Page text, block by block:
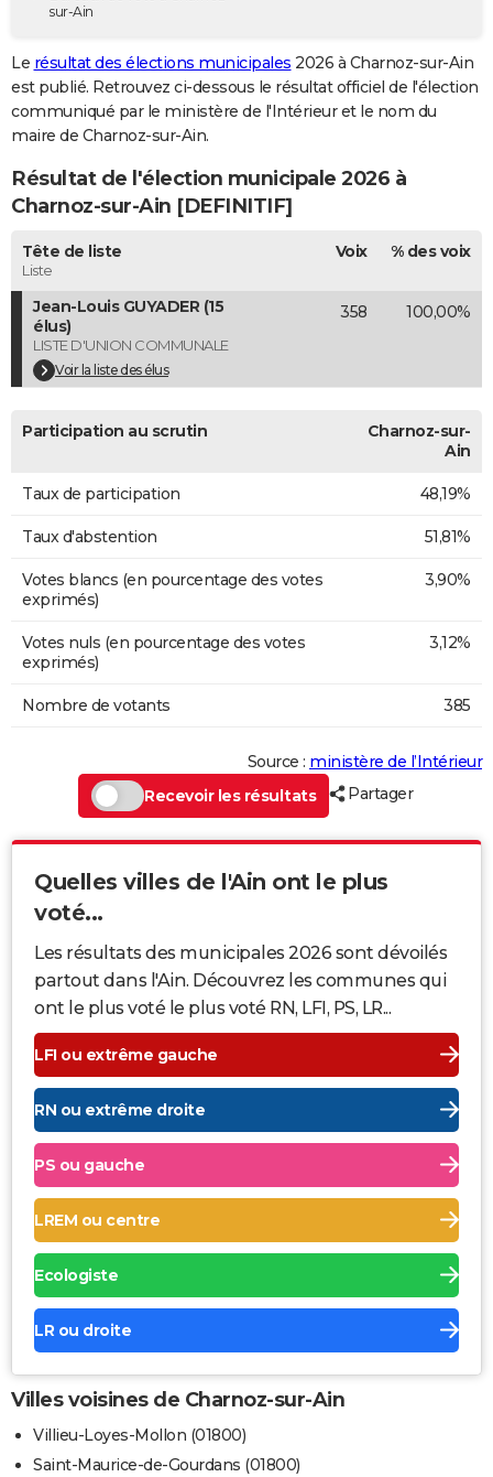
Destinations
City break
Voyage nature
Voyage de noces
Forum
GUIDES D'ACHAT
BONS PLANS
Carte de Noël
Carte Bonne année
Carte Saint-Valentin
Carte Pâques
Carte d'anniversaire
DICTIONNAIRE
Dictionnaire
Biographies
Citations
Expressions
Proverbes
PROGRAMME TV
COPAINS D'AVANT
S'inscrire
Se connecter
Lycées
Collèges
Primaires
Universités
Entreprises
Service militaire
Avis de recherche
AVIS DE DÉCÈS
FORUM
Bricolage
Lifestyle
Culture
Sport
Auto
Television
Voyage
Cinema
sur-Ain
Le résultat des élections municipales 2026 à Charnoz-sur-Ain
est publié. Retrouvez ci-dessous le résultat officiel de l'élection
communiqué par le ministère de l'Intérieur et le nom du
maire de Charnoz-sur-Ain.
Résultat de l'élection municipale 2026 à
Charnoz-sur-Ain [DEFINITIF]
Tête de liste
Liste
Voix % des voix
Jean-Louis GUYADER (15
élus)
LISTE D'UNION COMMUNALE
Voir la liste des élus
358 100,00%
Participation au scrutin
Charnoz-sur-
Ain
Taux de participation 48,19%
Taux d'abstention 51,81%
Votes blancs (en pourcentage des votes
exprimés)
3,90%
Votes nuls (en pourcentage des votes
exprimés)
3,12%
Nombre de votants 385
Source : ministère de l’Intérieur
Recevoir les résultats
Partager
Quelles villes de l'Ain ont le plus
voté...
Les résultats des municipales 2026 sont dévoilés
partout dans l'Ain. Découvrez les communes qui
ont le plus voté le plus voté RN, LFI, PS, LR...
LFI ou extrême gauche
RN ou extrême droite
PS ou gauche
LREM ou centre
Ecologiste
LR ou droite
Villes voisines de Charnoz-sur-Ain
Villieu-Loyes-Mollon (01800)
Saint-Maurice-de-Gourdans (01800)